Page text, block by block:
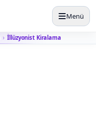
Menü
İllüzyonist Kiralama